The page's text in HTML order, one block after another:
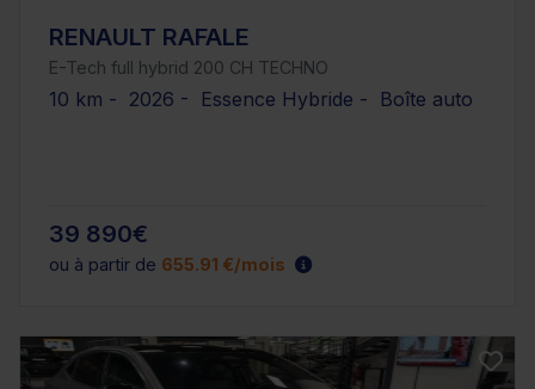
RENAULT RAFALE
E-Tech full hybrid 200 CH TECHNO
10 km - 2026 - Essence Hybride - Boîte auto
39 890€
ou à partir de 655.91 €/mois